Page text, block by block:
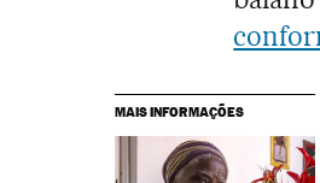
MAIS INFORMAÇÕES